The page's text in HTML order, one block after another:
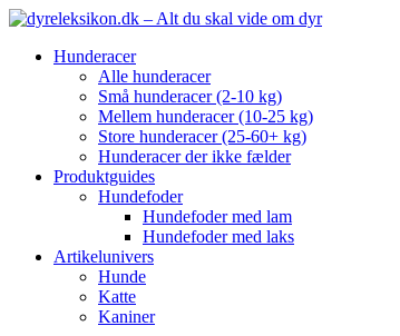
Hunderacer
Alle hunderacer
Små hunderacer (2-10 kg)
Mellem hunderacer (10-25 kg)
Store hunderacer (25-60+ kg)
Hunderacer der ikke fælder
Produktguides
Hundefoder
Hundefoder med lam
Hundefoder med laks
Artikelunivers
Hunde
Katte
Kaniner